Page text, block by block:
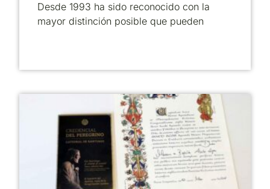
Desde 1993 ha sido reconocido con la
mayor distinción posible que pueden